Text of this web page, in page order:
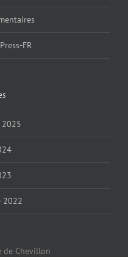
FR
2025
2022
de Chevillon